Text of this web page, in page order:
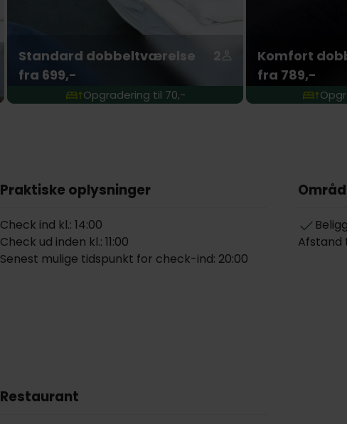
Standard dobbeltværelse
2
fra 699,-
Opgradering til 70,-
Komfort
fra 789,-
Praktiske oplysninger
Check ind kl.: 14:00
Check ud inden kl.: 11:00
Senest mulige tidspunkt for check-ind: 20:00
Afstand
Restaurant